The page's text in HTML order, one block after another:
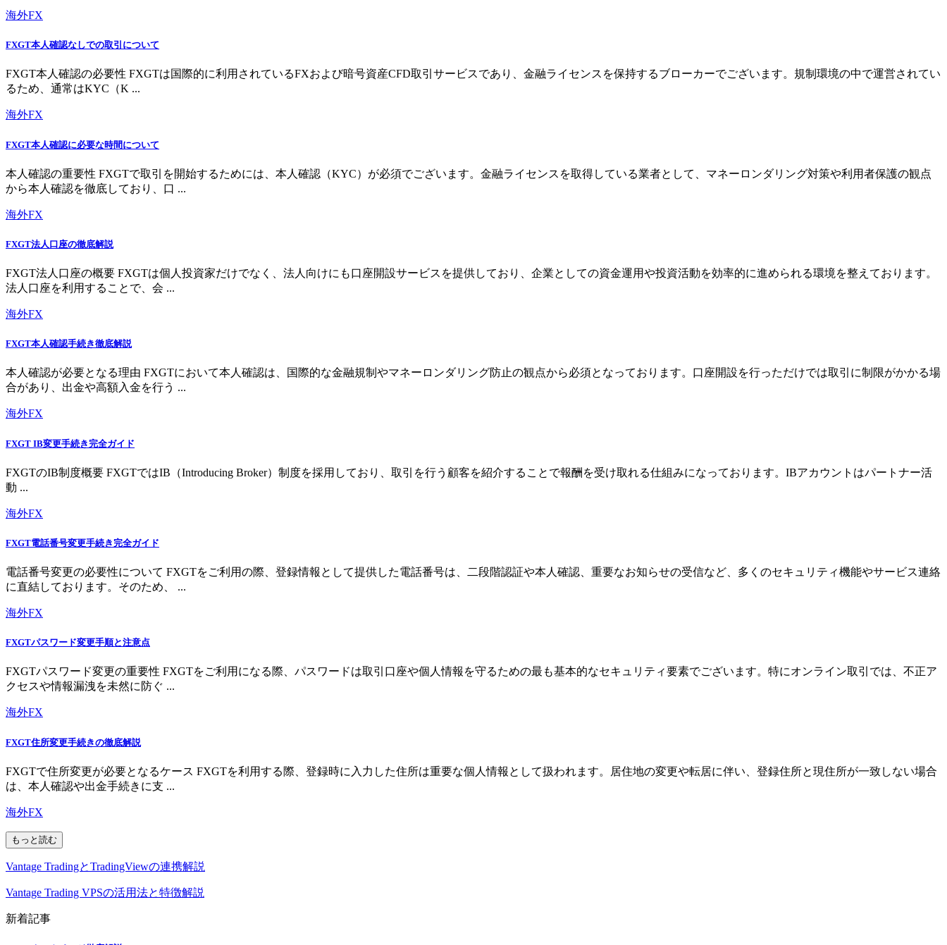
海外FX
FXGT本人確認なしでの取引について
FXGT本人確認の必要性 FXGTは国際的に利用されているFXおよび暗号資産CFD取引サービスであり、金融ライセンスを保持するブローカーでございます。規制環境の中で運営されてい
るため、通常はKYC（K ...
海外FX
FXGT本人確認に必要な時間について
本人確認の重要性 FXGTで取引を開始するためには、本人確認（KYC）が必須でございます。金融ライセンスを取得している業者として、マネーロンダリング対策や利用者保護の観点
から本人確認を徹底しており、口 ...
海外FX
FXGT法人口座の徹底解説
FXGT法人口座の概要 FXGTは個人投資家だけでなく、法人向けにも口座開設サービスを提供しており、企業としての資金運用や投資活動を効率的に進められる環境を整えております。
法人口座を利用することで、会 ...
海外FX
FXGT本人確認手続き徹底解説
本人確認が必要となる理由 FXGTにおいて本人確認は、国際的な金融規制やマネーロンダリング防止の観点から必須となっております。口座開設を行っただけでは取引に制限がかかる場
合があり、出金や高額入金を行う ...
海外FX
FXGT IB変更手続き完全ガイド
FXGTのIB制度概要 FXGTではIB（Introducing Broker）制度を採用しており、取引を行う顧客を紹介することで報酬を受け取れる仕組みになっております。IBアカウントはパートナー活
動 ...
海外FX
FXGT電話番号変更手続き完全ガイド
電話番号変更の必要性について FXGTをご利用の際、登録情報として提供した電話番号は、二段階認証や本人確認、重要なお知らせの受信など、多くのセキュリティ機能やサービス連絡
に直結しております。そのため、 ...
海外FX
FXGTパスワード変更手順と注意点
FXGTパスワード変更の重要性 FXGTをご利用になる際、パスワードは取引口座や個人情報を守るための最も基本的なセキュリティ要素でございます。特にオンライン取引では、不正ア
クセスや情報漏洩を未然に防ぐ ...
海外FX
FXGT住所変更手続きの徹底解説
FXGTで住所変更が必要となるケース FXGTを利用する際、登録時に入力した住所は重要な個人情報として扱われます。居住地の変更や転居に伴い、登録住所と現住所が一致しない場合
は、本人確認や出金手続きに支 ...
海外FX
もっと読む
Vantage TradingとTradingViewの連携解説
Vantage Trading VPSの活用法と特徴解説
新着記事